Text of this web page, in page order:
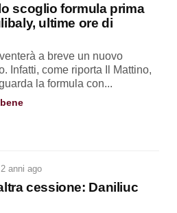
scoglio formula prima
ultime ore di
a breve un nuovo
Infatti, come riporta Il Mattino,
la formula con...
anni ago
cessione: Daniliuc